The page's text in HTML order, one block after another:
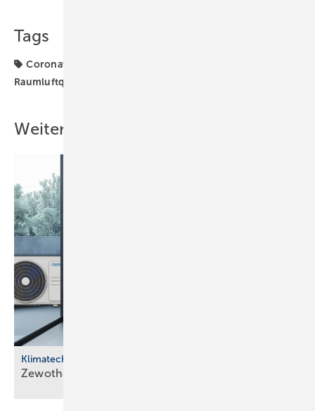
Tags
Coronavirus
Raumluftqualität
Weitere Inhalte
Klimatechnik
Zewotherm: neue Klimageräte „Zewo